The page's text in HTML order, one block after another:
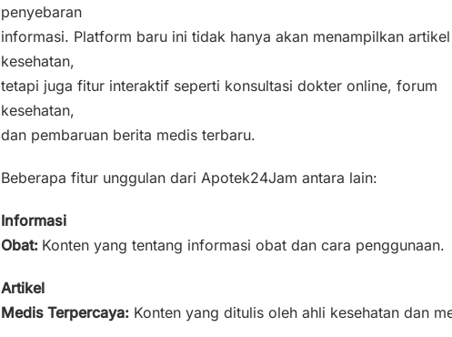
penyebaran
informasi. Platform baru ini tidak hanya akan menampilkan artikel
kesehatan,
tetapi juga fitur interaktif seperti konsultasi dokter online, forum
kesehatan,
dan pembaruan berita medis terbaru.
Beberapa fitur unggulan dari Apotek24Jam antara lain:
Informasi
Obat: Konten yang tentang informasi obat dan cara penggunaan.
Artikel
Medis Terpercaya: Konten yang ditulis oleh ahli kesehatan dan